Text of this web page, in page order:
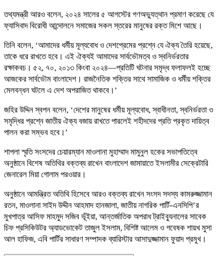
তথ্যমন্ত্রী আরও বলেন, ২০২৪ সালের ৫ আগস্টের গণঅভ্যুত্থান প্রমাণ করেছে যে
ফ্যাসিবাদ বিরোধী আন্দোলনে সমাজের সকল স্তরের মানুষের রক্ত মিশে আছে।
তিনি বলেন, ‘আমাদের ধর্মীয় মূল্যবোধ ও দেশপ্রেমের প্রশ্নে যে ঐক্য তৈরি হয়েছে,
তাকে ধরে রাখতে হবে। এই ঐক্যই আমাদের সার্বভৌমত্ব ও স্বনির্ভরতার
রক্ষাকবচ। ৫২, ৭০, ২০১৩ কিংবা ২০২৪—প্রতিটি ঘটনার সমৃদ্ধ ফলাফলই হচ্ছে
আজকের সার্বভৌম বাংলাদেশ। রাজনৈতিক শক্তির সাথে সামাজিক ও ধর্মীয় শক্তির
মেলবন্ধন ঘটলে এ দেশ অপরাজিত থাকবে।’
জহির উদ্দিন স্বপন বলেন, ‘দেশের মানুষের ধর্মীয় মূল্যবোধ, স্বাধীনতা, স্বনির্ভরতা ও
সমৃদ্ধির প্রশ্নে জাতীয় ঐক্য বজায় রাখতে পারলেই শহীদদের প্রতি প্রকৃত দায়িত্ব
পালন করা সম্ভব হবে।’
শাপলা স্মৃতি সংসদের চেয়ারম্যান মাওলানা মুহাম্মাদ মামুনুল হকের সভাপতিত্বে
অনুষ্ঠানে বিশেষ অতিথির বক্তব্য রাখেন বাংলাদেশ জামায়াতে ইসলামীর সেক্রেটারি
জেনারেল মিয়া গোলাম পরওয়ার।
অনুষ্ঠানে আমন্ত্রিত অতিথি হিসেবে আরও বক্তব্য রাখেন সংসদ সদস্য কামরুজ্জামান
রতন, মাওলানা সাইদ উদ্দীন আহমাদ হানজালা, জাতীয় নাগরিক পার্টি-এনসিপি’র
মুখপাত্র আসিফ মাহমুদ সজিব ভূঁইয়া, আন্তর্জাতিক অপরাধ ট্রাইব্যুনালের সাবেক
চিফ প্রসিকিউটর অ্যাডভোকেট তাজুল ইসলাম, বিশিষ্ট আলেম ও গবেষক শায়খ মুসা
আল হাফিজ, এবি পার্টির সাধারণ সম্পাদক ব্যারিস্টার আসাদুজ্জামান ফুয়াদ প্রমুখ।